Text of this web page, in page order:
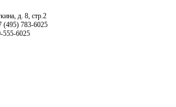
д. 8, стр.2
(495) 783-6025
555-6025